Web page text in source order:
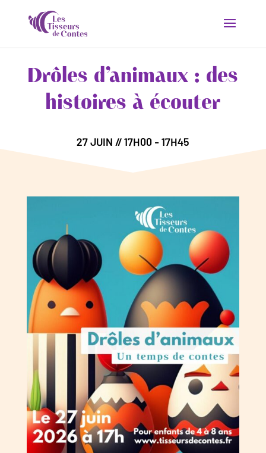
Drôles d’animaux : des
histoires à écouter
27 JUIN // 17H00 - 17H45